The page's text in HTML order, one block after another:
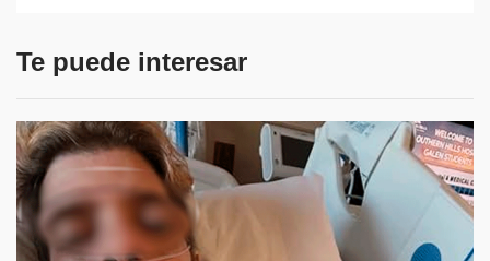
Te puede interesar